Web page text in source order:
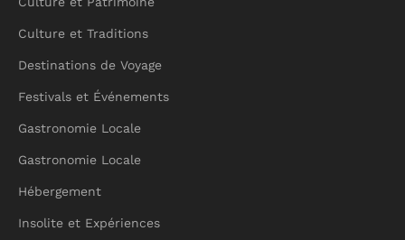
Culture et Traditions
Destinations de Voyage
Festivals et Événements
Gastronomie Locale
Gastronomie Locale
Hébergement
Insolite et Expériences